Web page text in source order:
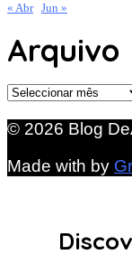
« Abr Jun »
Arquivo
Arquivo
© 2026 Blog
Made with by